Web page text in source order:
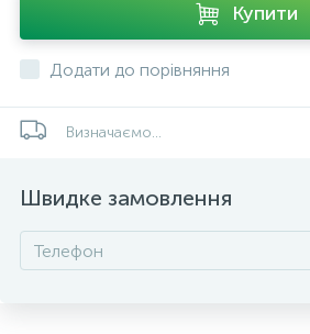
Купити
Додати до порівняння
Визначаємо...
Швидке замовлення